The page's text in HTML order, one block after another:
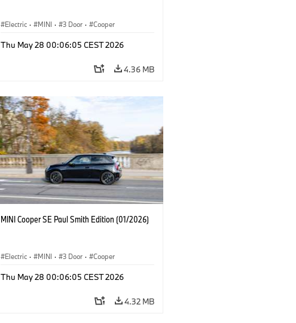
Electric · MINI · 3 Door · Cooper
Thu May 28 00:06:05 CEST 2026
4.36 MB
MINI Cooper SE Paul Smith Edition (01/2026)
Electric · MINI · 3 Door · Cooper
Thu May 28 00:06:05 CEST 2026
4.32 MB